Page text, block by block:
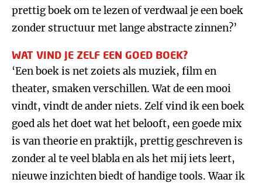
prettig boek om te lezen of verdwaal je een boek
zonder structuur met lange abstracte zinnen?’
WAT VIND JE ZELF EEN GOED BOEK?
‘Een boek is net zoiets als muziek, film en
theater, smaken verschillen. Wat de een mooi
vindt, vindt de ander niets. Zelf vind ik een boek
goed als het doet wat het belooft, een goede mix
is van theorie en praktijk, prettig geschreven is
zonder al te veel blabla en als het mij iets leert,
nieuwe inzichten biedt of handige tools. Waar ik